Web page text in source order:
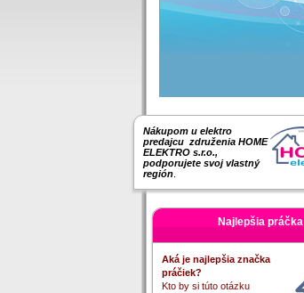
Nákupom u elektro
predajcu združenia HOME
ELEKTRO s.r.o.,
podporujete svoj vlastný
región.
Najlepšia práčka
Aká je najlepšia značka
práčiek?
Kto by si túto otázku